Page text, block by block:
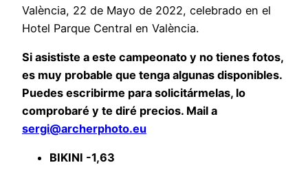
València, 22 de Mayo de 2022, celebrado en el
Hotel Parque Central en València.
Si asististe a este campeonato y no tienes fotos,
es muy probable que tenga algunas disponibles.
Puedes escribirme para solicitármelas, lo
comprobaré y te diré precios. Mail a
sergi@archerphoto.eu
BIKINI -1,63